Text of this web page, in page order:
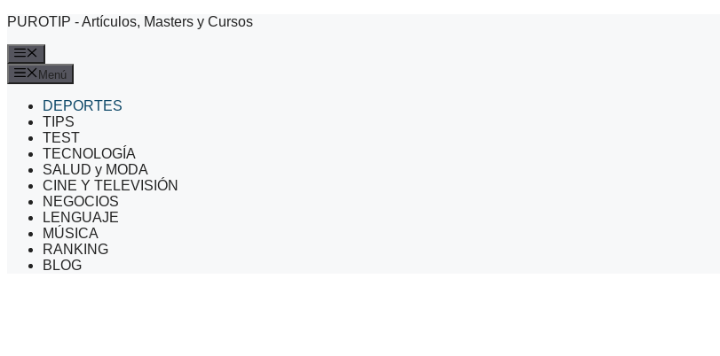
Saltar
contenido
PUROTIP - Artículos, Masters y Cursos
Menú
DEPORTES
TIPS
TEST
TECNOLOGÍA
SALUD y MODA
CINE Y TELEVISIÓN
NEGOCIOS
LENGUAJE
MÚSICA
RANKING
BLOG